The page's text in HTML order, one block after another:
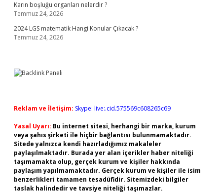
Karın boşluğu organları nelerdir ?
Temmuz 24, 2026
2024 LGS matematik Hangi Konular Çıkacak ?
Temmuz 24, 2026
Reklam ve İletişim: Skype: live:.cid.575569c608265c69
Yasal Uyarı: Bu internet sitesi, herhangi bir marka, kurum
veya şahıs şirketi ile hiçbir bağlantısı bulunmamaktadır.
Sitede yalnızca kendi hazırladığımız makaleler
paylaşılmaktadır. Burada yer alan içerikler haber niteliği
taşımamakta olup, gerçek kurum ve kişiler hakkında
paylaşım yapılmamaktadır. Gerçek kurum ve kişiler ile isim
benzerlikleri tamamen tesadüfidir. Sitemizdeki bilgiler
taslak halindedir ve tavsiye niteliği taşımazlar.